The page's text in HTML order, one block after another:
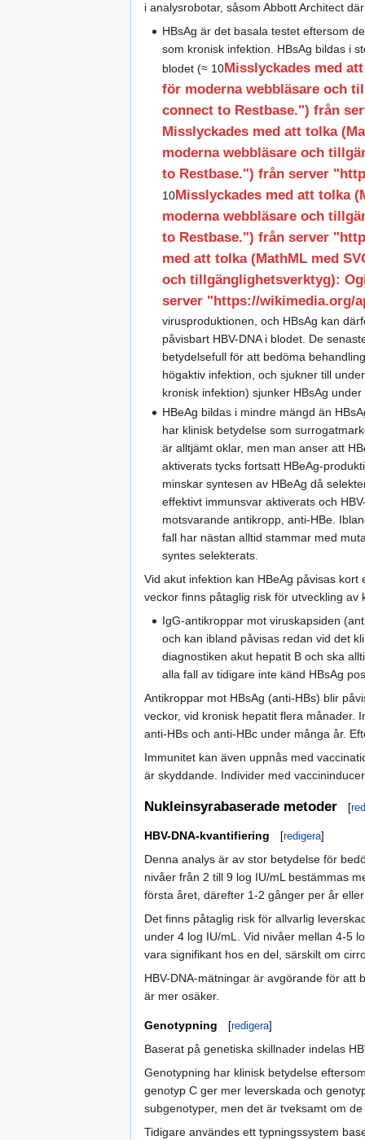
i analysrobotar, såsom Abbott Architect
HBsAg är det basala testet eftersom
som kronisk infektion. HBsAg bildas i
blodet (≈ 10Misslyckades med
för moderna webbläsare och
connect to Restbase.") från
Misslyckades med att tolka
moderna webbläsare och
to Restbase.") från server
10Misslyckades med att tolka
moderna webbläsare och
to Restbase.") från server
med att tolka (MathML med
och tillgänglighetsverktyg):
server "https://wikimedia.org/
virusproduktionen, och HBsAg kan
påvisbart HBV-DNA i blodet. De
betydelsefull för att bedöma
högaktiv infektion, och sjukner till
kronisk infektion) sjunker HBsAg
HBeAg bildas i mindre mängd än
har klinisk betydelse som
är alltjämt oklar, men man anser att
aktiverats tycks fortsatt HBeAg-
minskar syntesen av HBeAg då
effektivt immunsvar aktiverats och
motsvarande antikropp, anti-HBe.
fall har nästan alltid stammar med
syntes selekterats.
Vid akut infektion kan HBeAg påvisas
veckor finns påtaglig risk för utveckling av
IgG-antikroppar mot viruskapsiden
och kan ibland påvisas redan vid det
diagnostiken akut hepatit B och ska
alla fall av tidigare inte känd HBsAg
Antikroppar mot HBsAg (anti-HBs) blir
veckor, vid kronisk hepatit flera månader.
anti-HBs och anti-HBc under många år.
Immunitet kan även uppnås med
är skyddande. Individer med
Nukleinsyrabaserade metoder [
HBV-DNA-kvantifiering [redigera]
Denna analys är av stor betydelse för
nivåer från 2 till 9 log IU/mL bestämmas
första året, därefter 1-2 gånger per år
Det finns påtaglig risk för allvarlig
under 4 log IU/mL. Vid nivåer mellan 4-5
vara signifikant hos en del, särskilt om
HBV-DNA-mätningar är avgörande för att
är mer osäker.
Genotypning [redigera]
Baserat på genetiska skillnader indelas
Genotypning har klinisk betydelse
genotyp C ger mer leverskada och
subgenotyper, men det är tveksamt om
Tidigare användes ett typningssystem